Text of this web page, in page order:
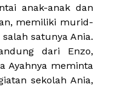
anak-anak dan
memiliki murid-
satunya Ania.
dari Enzo,
Ayahnya meminta
sekolah Ania,